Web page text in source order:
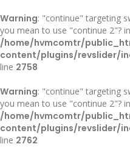
Warning: "continue" targeting
you mean to use "continue 2"? in
/home/hvmcomtr/
content/plugins/revslider/
line 2758
Warning: "continue" targeting
you mean to use "continue 2"? in
/home/hvmcomtr/
content/plugins/revslider/
line 2762